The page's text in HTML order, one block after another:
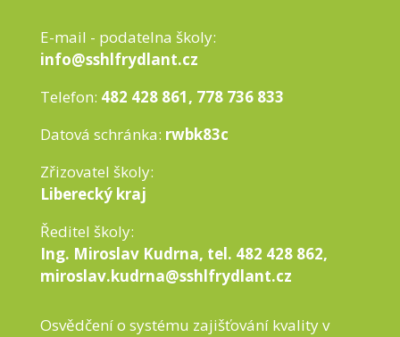
E-mail - podatelna školy:
info@sshlfrydlant.cz
Telefon: 482 428 861, 778 736 833
Datová schránka: rwbk83c
Zřizovatel školy:
Liberecký kraj
Ředitel školy:
Ing. Miroslav Kudrna, tel. 482 428 862,
miroslav.kudrna@sshlfrydlant.cz
Osvědčení o systému zajišťování kvality v